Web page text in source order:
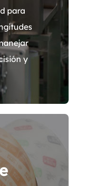
para
y